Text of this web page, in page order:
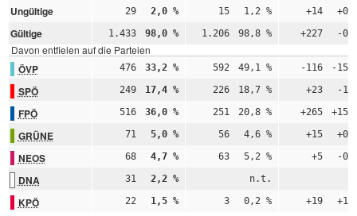
Ungültige 29 2,0 % 15 1,2 % +14
Gültige 1.433 98,0 % 1.206 98,8 % +227 -
Davon entfielen auf die Parteien
ÖVP 476 33,2 % 592 49,1 % -116 -
SPÖ 249 17,4 % 226 18,7 % +23 -
FPÖ 516 36,0 % 251 20,8 % +265
GRÜNE 71 5,0 % 56 4,6 % +15
NEOS 68 4,7 % 63 5,2 % +5 -
DNA 31 2,2 % n.t.
KPÖ 22 1,5 % 3 0,2 % +19